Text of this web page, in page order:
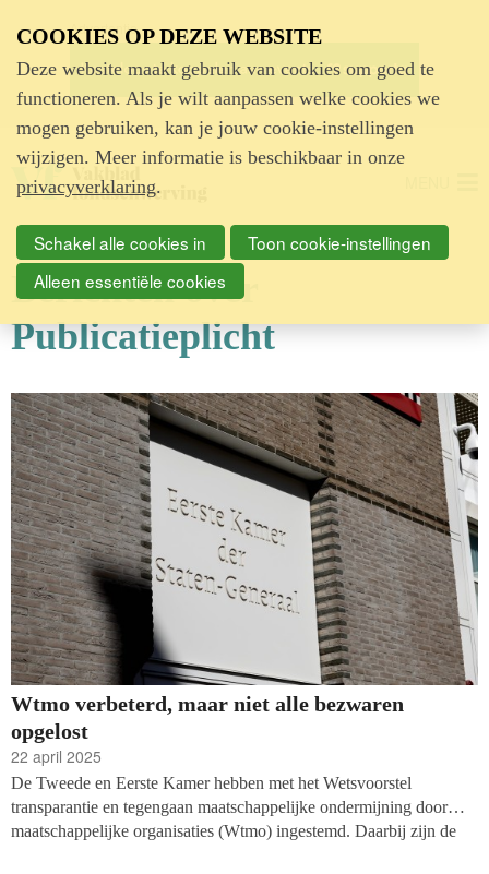
Advertentie
Berichten over
Publicatieplicht
Wtmo verbeterd, maar niet alle bezwaren
opgelost
22 april 2025
De Tweede en Eerste Kamer hebben met het Wetsvoorstel
transparantie en tegengaan maatschappelijke ondermijning door
maatschappelijke organisaties (Wtmo) ingestemd. Daarbij zijn de
COOKIES OP DEZE WEBSITE
Deze website maakt gebruik van cookies om goed te
functioneren. Als je wilt aanpassen welke cookies we
mogen gebruiken, kan je jouw cookie-instellingen
wijzigen. Meer informatie is beschikbaar in onze
privacyverklaring.
Schakel alle cookies in
Toon cookie-instellingen
Alleen essentiële cookies